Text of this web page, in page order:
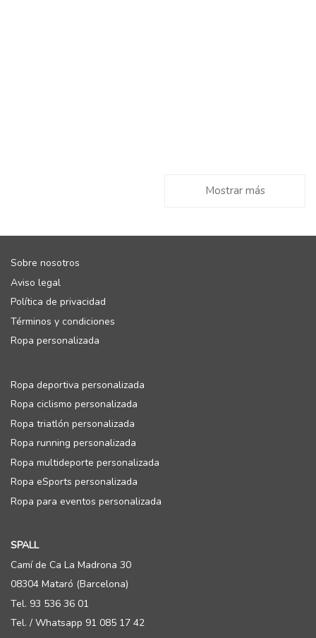
Mostrar más
Sobre nosotros
Aviso legal
Política de privacidad
Términos y condiciones
Ropa personalizada
Ropa deportiva personalizada
Ropa ciclismo personalizada
Ropa triatlón personalizada
Ropa running personalizada
Ropa multideporte personalizada
Ropa eSports personalizada
Ropa para eventos personalizada
SPALL
Camí de Ca La Madrona 30
08304 Mataró (Barcelona)
Tel. 93 536 36 01
Tel. / Whatsapp 91 085 17 42